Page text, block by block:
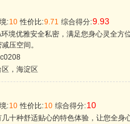
:10 性价比:9.71 综合得分:9.93
境优雅安全私密，满足您身心灵全方
压空间。
，海淀区
:10 性价比:10 综合得分:10
十种舒适贴心的特色体验，让您全身